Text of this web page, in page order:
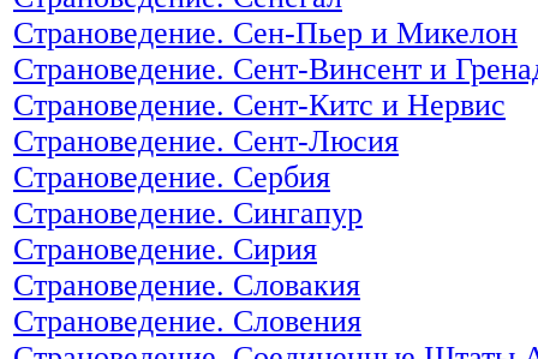
Страноведение. Сен-Пьер и Микелон
Страноведение. Сент-Винсент и
Страноведение. Сент-Китс и Нервис
Страноведение. Сент-Люсия
Страноведение. Сербия
Страноведение. Сингапур
Страноведение. Сирия
Страноведение. Словакия
Страноведение. Словения